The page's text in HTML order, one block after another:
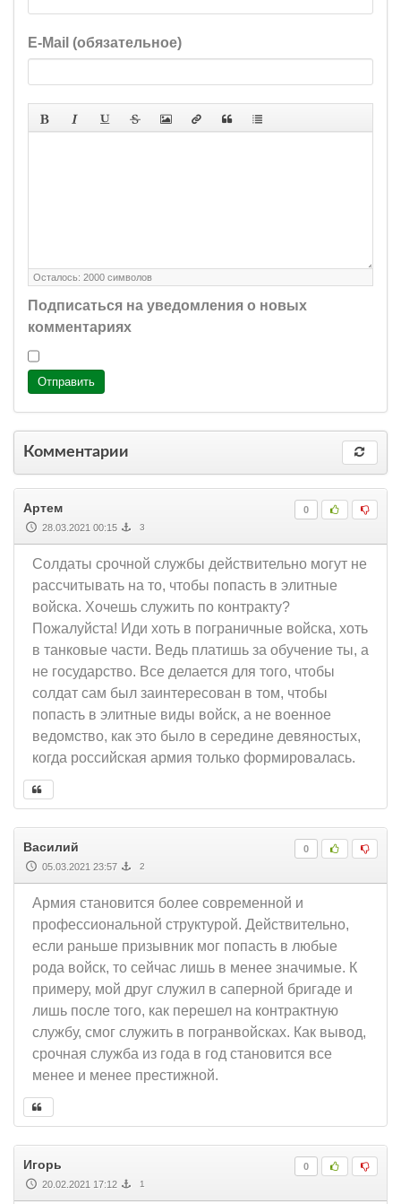
E-Mail (обязательное)
Осталось: 2000 символов
Подписаться на уведомления о новых
комментариях
Отправить
Комментарии
0
Артем
28.03.2021 00:15 3
Солдаты срочной службы действительно могут не
рассчитывать на то, чтобы попасть в элитные
войска. Хочешь служить по контракту?
Пожалуйста! Иди хоть в пограничные войска, хоть
в танковые части. Ведь платишь за обучение ты, а
не государство. Все делается для того, чтобы
солдат сам был заинтересован в том, чтобы
попасть в элитные виды войск, а не военное
ведомство, как это было в середине девяностых,
когда российская армия только формировалась.
0
Василий
05.03.2021 23:57 2
Армия становится более современной и
профессиональной структурой. Действительно,
если раньше призывник мог попасть в любые
рода войск, то сейчас лишь в менее значимые. К
примеру, мой друг служил в саперной бригаде и
лишь после того, как перешел на контрактную
службу, смог служить в погранвойсках. Как вывод,
срочная служба из года в год становится все
менее и менее престижной.
0
Игорь
20.02.2021 17:12 1